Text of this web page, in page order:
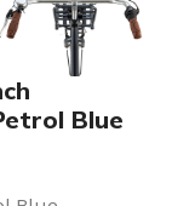
Blue